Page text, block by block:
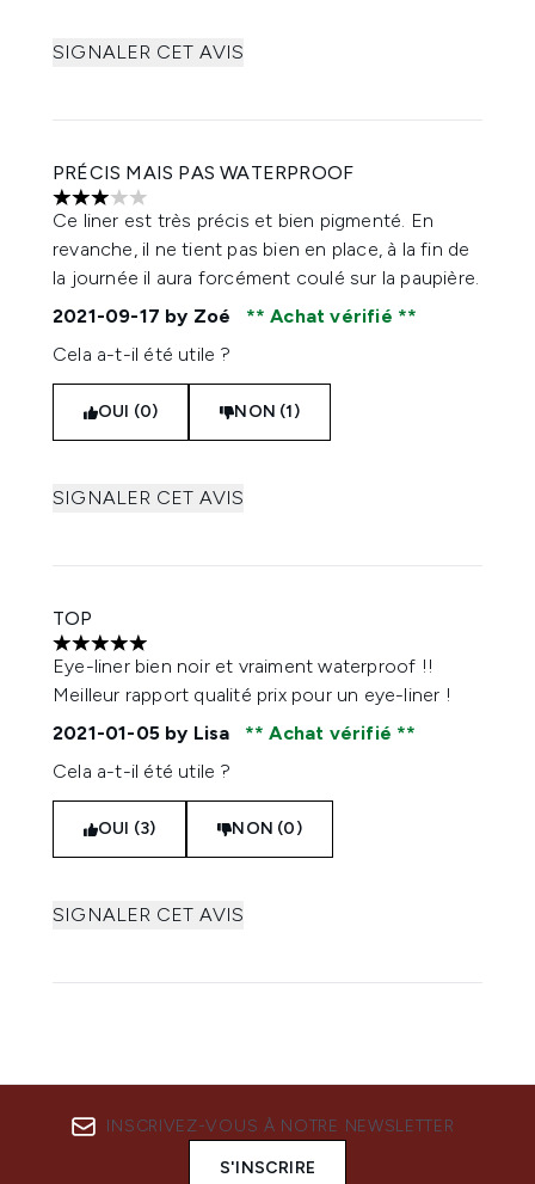
SIGNALER CET AVIS
PRÉCIS MAIS PAS WATERPROOF
3 étoiles sur un maximum de 5
Ce liner est très précis et bien pigmenté. En
revanche, il ne tient pas bien en place, à la fin de
la journée il aura forcément coulé sur la paupière.
2021-09-17 by Zoé
Achat vérifié
Cela a-t-il été utile ?
OUI (0) NON (1)
SIGNALER CET AVIS
TOP
5 étoiles sur un maximum de 5
Eye-liner bien noir et vraiment waterproof !!
Meilleur rapport qualité prix pour un eye-liner !
2021-01-05 by Lisa
Achat vérifié
Cela a-t-il été utile ?
OUI (3) NON (0)
SIGNALER CET AVIS
INSCRIVEZ-VOUS À NOTRE NEWSLETTER
S'INSCRIRE